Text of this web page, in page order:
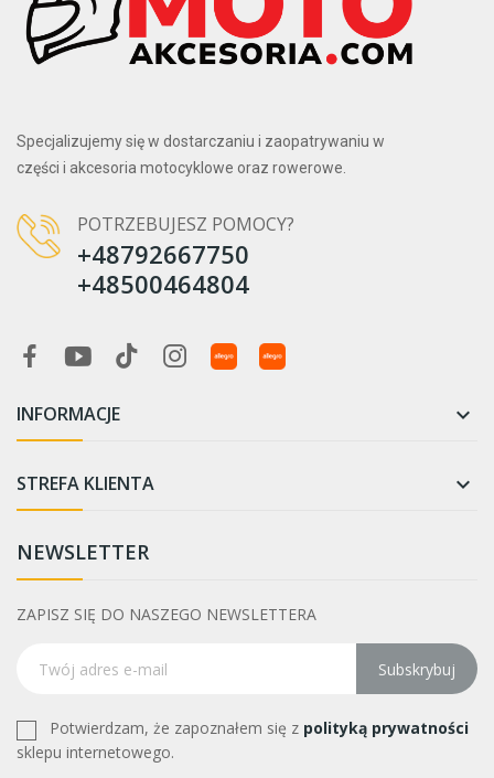
Specjalizujemy się w dostarczaniu i zaopatrywaniu w
części i akcesoria motocyklowe oraz rowerowe.
POTRZEBUJESZ POMOCY?
+48792667750
+48500464804
INFORMACJE 
STREFA KLIENTA 
NEWSLETTER
ZAPISZ SIĘ DO NASZEGO NEWSLETTERA
Subskrybuj
Potwierdzam, że zapoznałem się z polityką prywatności
sklepu internetowego.